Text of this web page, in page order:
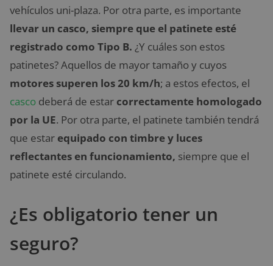
vehículos uni-plaza. Por otra parte, es importante
llevar un casco, siempre que el patinete esté
registrado como Tipo B. ¿Y cuáles son estos
patinetes? Aquellos de mayor tamaño y cuyos
motores superen los 20 km/h; a estos efectos, el
casco deberá de estar correctamente homologado
por la UE. Por otra parte, el patinete también tendrá
que estar equipado con timbre y luces
reflectantes en funcionamiento, siempre que el
patinete esté circulando.
¿Es obligatorio tener un
seguro?